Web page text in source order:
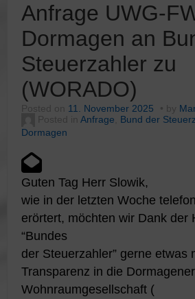
Anfrage UWG-
Dormagen an
Steuerzahler zu
(WORADO)
11. November 2025
Anfrage Bund der
Dormagen
Guten Tag Herr Slowik,
wie in der letzten Woche
erörtert, möchten wir Dank der
“Bundes
der Steuerzahler” gerne etwas
Transparenz in die Dormagener
Wohnraumgesellschaft (